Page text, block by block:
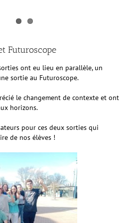
Futuroscope
ont eu lieu en parallèle, un
sortie au Futuroscope.
le changement de contexte et ont
horizons.
pour ces deux sorties qui
de nos élèves !